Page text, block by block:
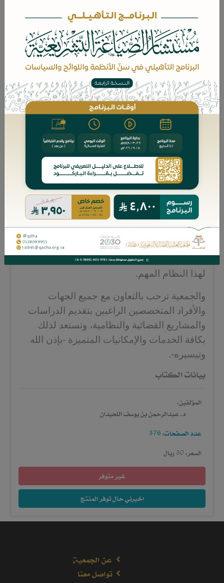
استُثني منه، د. عبدالرحمن بن يوسف اللحيدان
ضمن السعي الحثيث المتطور في العجلة
التنظيمية في المملكة العربية السعودية، صدر
(نظام الإثبات) بالمرسوم الملكي رقم (م/43)
وتاريخ 26/05/1443ه، منظمًا أحكام المعاملات
المدنية والتجارية، وموحدًا الاجتهاد في اختيار
الأقوال الفقهية في أكثر مسائل الإثبات، وسادًّا
لكثير من النقص السابق في نظامَي (المرافعات
الشرعية) و(المحاكم التجارية).
وبين أياديكم كتاب مهم وجهد متميز لمؤلفه، حصر
فيه مسائل نظام الإثبات، وعنونها، وضمَّ النظير
إلى نظيره، والمستثنى إلى ما استُثني منه،
تخرجه الجمعية العلمية القضائية السعودية (قضاء)
برعاية كريمة من (مكتب عبدالعزيز العساف -
محامون ومستشارون)، وتقدمه للمهتمين تقريبًا
لهذا النظام المهم.
والجمعية ترحب بالتعاون مع جميع الجهات
والأفراد المتخصصين الراغبين بتقديم الدراسات
والمشاريع القضائية والنظامية، وتستعد لذلك
بكافة الخدمات والإمكانيات المتميزة -بإذن الله
وتيسيره-.
بيانات الكتاب
المؤلفين:
د. عبدالرحمن بن يوسف اللحيدان
عدد الصفحات: 376
السعر: 30 ريال
غير متوفر
اخبرني حال توفر المنتج
عن الجمعية
تواصل معنا